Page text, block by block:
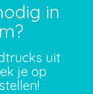
in
uit
je op